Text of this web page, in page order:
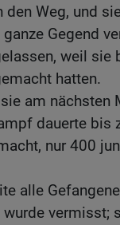
den Weg, und
Gegend
weil sie
hatten.
am nächsten
dauerte bis
nur 400
alle
vermisst;